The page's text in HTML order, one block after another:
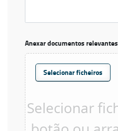
Anexar documentos relevantes
Selecionar ficheiros